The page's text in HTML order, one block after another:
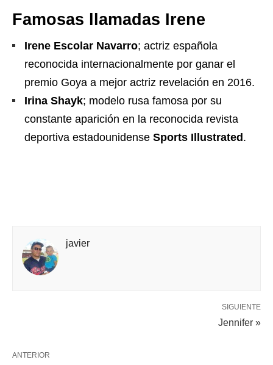
Famosas llamadas Irene
Irene Escolar Navarro; actriz española
reconocida internacionalmente por ganar el
premio Goya a mejor actriz revelación en 2016.
Irina Shayk; modelo rusa famosa por su
constante aparición en la reconocida revista
deportiva estadounidense Sports Illustrated .
javier
SIGUIENTE
Jennifer »
ANTERIOR